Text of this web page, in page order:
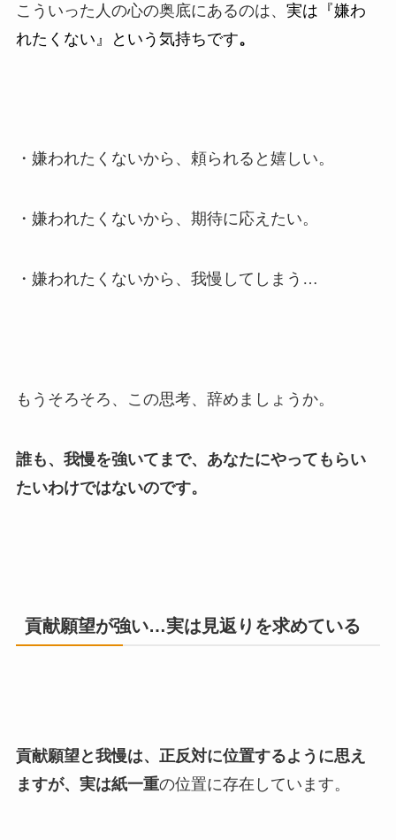
こういった人の心の奥底にあるのは、 実は『嫌わ
れたくない』という気持ちです。
・嫌われたくないから、頼られると嬉しい。
・嫌われたくないから、期待に応えたい。
・嫌われたくないから、我慢してしまう…
もうそろそろ、この思考、辞めましょうか。
誰も、我慢を強いてまで、あなたにやってもらい
たいわけではないのです。
貢献願望が強い…実は見返りを求めている
貢献願望と我慢は、正反対に位置するように思え
ますが、実は紙一重の位置に存在しています。